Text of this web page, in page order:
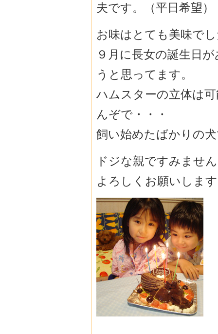
夫です。（平日希望）
お味はとても美味で
９月に長女の誕生日
うと思ってます。
ハムスターの立体は
んぞで・・・
飼い始めたばかりの
ドジな親ですみませ
よろしくお願いしま